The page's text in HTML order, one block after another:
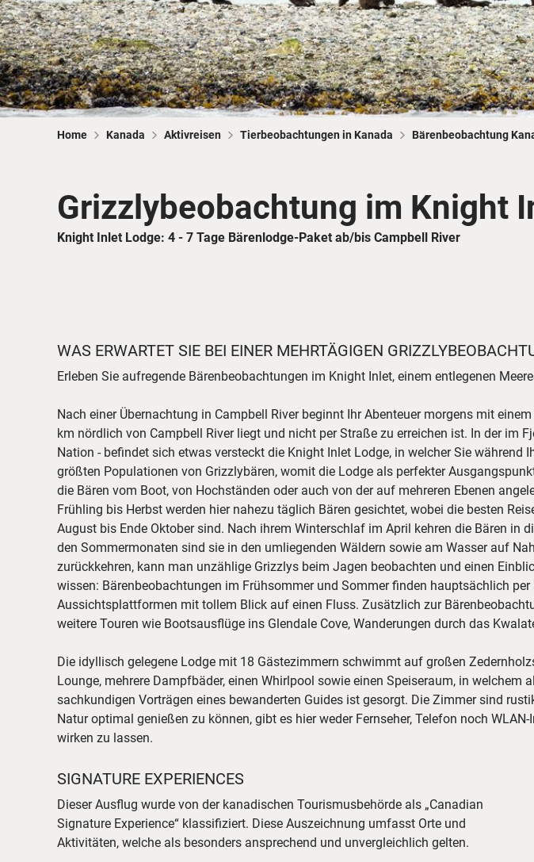
Hawaii
© Chris Frey
© Swissmediavision/ ...
Home Kanada Aktivreisen Tierbeobachtungen in Kanada Bärenbeobachtung
Grizzlybeobachtung im Knight
Knight Inlet Lodge: 4 - 7 Tage Bärenlodge-Paket ab/bis Campbell River
WAS ERWARTET SIE BEI EINER MEHRTÄGIGEN
Erleben Sie aufregende Bärenbeobachtungen im Knight Inlet, einem entlegenen
Nach einer Übernachtung in Campbell River beginnt Ihr Abenteuer morgens mit
km nördlich von Campbell River liegt und nicht per Straße zu erreichen ist. In der im
Nation - befindet sich etwas versteckt die Knight Inlet Lodge, in welcher Sie
größten Populationen von Grizzlybären, womit die Lodge als perfekter
die Bären vom Boot, von Hochständen oder auch von der auf mehreren Ebenen
Frühling bis Herbst werden hier nahezu täglich Bären gesichtet, wobei die besten
August bis Ende Oktober sind. Nach ihrem Winterschlaf im April kehren die Bären
den Sommermonaten sind sie in den umliegenden Wäldern sowie am Wasser auf
zurückkehren, kann man unzählige Grizzlys beim Jagen beobachten und einen
wissen: Bärenbeobachtungen im Frühsommer und Sommer finden hauptsächlich
Aussichtsplattformen mit tollem Blick auf einen Fluss. Zusätzlich zur
weitere Touren wie Bootsausflüge ins Glendale Cove, Wanderungen durch das
Die idyllisch gelegene Lodge mit 18 Gästezimmern schwimmt auf großen
Lounge, mehrere Dampfbäder, einen Whirlpool sowie einen Speiseraum, in
sachkundigen Vorträgen eines bewanderten Guides ist gesorgt. Die Zimmer sind
Natur optimal genießen zu können, gibt es hier weder Fernseher, Telefon noch
wirken zu lassen.
SIGNATURE EXPERIENCES
Dieser Ausflug wurde von der kanadischen Tourismusbehörde als „Canadian
Signature Experience“ klassifiziert. Diese Auszeichnung umfasst Orte und
Aktivitäten, welche als besonders ansprechend und unvergleichlich gelten.